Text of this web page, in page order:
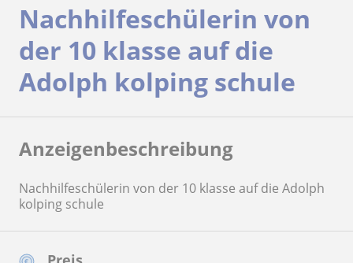
Nachhilfeschülerin von
der 10 klasse auf die
Adolph kolping schule
Anzeigenbeschreibung
Nachhilfeschülerin von der 10 klasse auf die Adolph
kolping schule